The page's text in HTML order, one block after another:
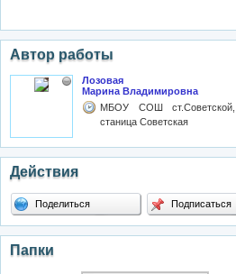
Автор работы
Лозовая
Марина Владимировна
МБОУ СОШ ст.Советской,
станица Советская
Действия
Поделиться Подписаться
Папки